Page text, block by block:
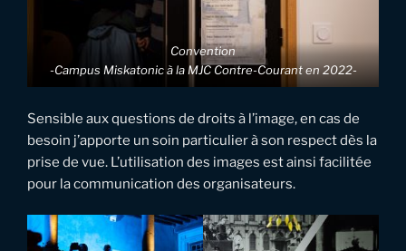
Convention
-Campus Miskatonic à la MJC Contre-Courant en 2022-
Sensible aux questions de droits à l’image, en cas de
besoin j’apporte un soin particulier à son respect dès la
prise de vue. L’utilisation des images est ainsi facilitée
pour la communication des organisateurs.